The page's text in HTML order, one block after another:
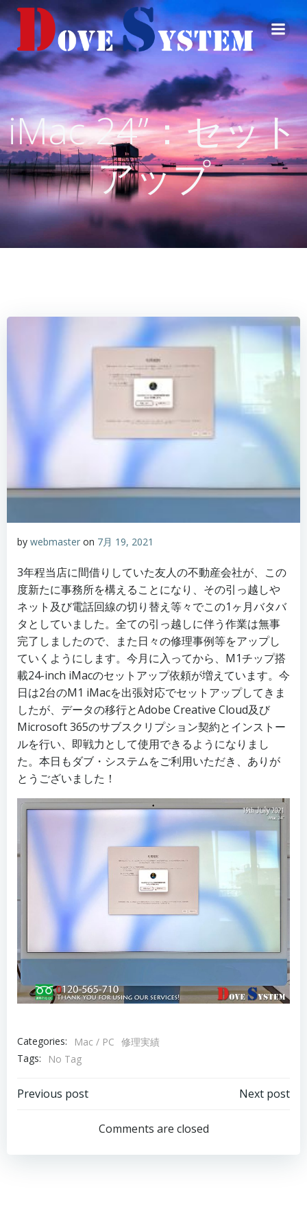
コ
ン
テ
へ
ス
ッ
プ
iMac 24”：セット
アップ
by webmaster on 7月 19, 2021
3年程当店に間借りしていた友人の不動産会社が、この
度新たに事務所を構えることになり、その引っ越しや
ネット及び電話回線の切り替え等々でこの1ヶ月バタバ
タとしていました。全ての引っ越しに伴う作業は無事
完了しましたので、また日々の修理事例等をアップし
ていくようにします。今月に入ってから、M1チップ搭
載24-inch iMacのセットアップ依頼が増えています。今
日は2台のM1 iMacを出張対応でセットアップしてきま
したが、データの移行とAdobe Creative Cloud及び
Microsoft 365のサブスクリプション契約とインストー
ルを行い、即戦力として使用できるようになりまし
た。本日もダブ・システムをご利用いただき、ありが
とうございました！
Categories: Mac / PC 修理実績
Tags:
No Tag
Post
navigation
Previous post
navigation
Next post
Comments are closed